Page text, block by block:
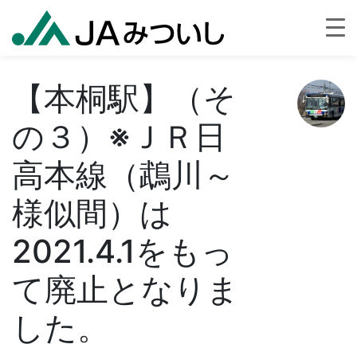
【本桐駅】（そ
の３）※ＪＲ日
高本線（鵡川～
様似間）は
2021.4.1をもっ
て廃止となりま
した。